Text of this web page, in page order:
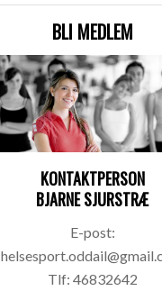
BLI MEDLEM
KONTAKTPERSON
BJARNE SJURSTRÆ
E-post:
Tlf: 46832642